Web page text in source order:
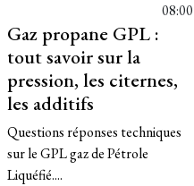
08:00
Gaz propane GPL :
tout savoir sur la
pression, les citernes,
les additifs
Questions réponses techniques
sur le GPL gaz de Pétrole
Liquéfié....